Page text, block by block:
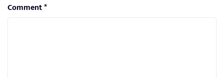
Comment*